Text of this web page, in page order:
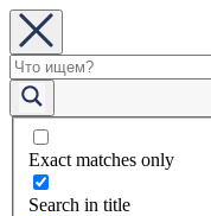
Exact matches only
Search in title